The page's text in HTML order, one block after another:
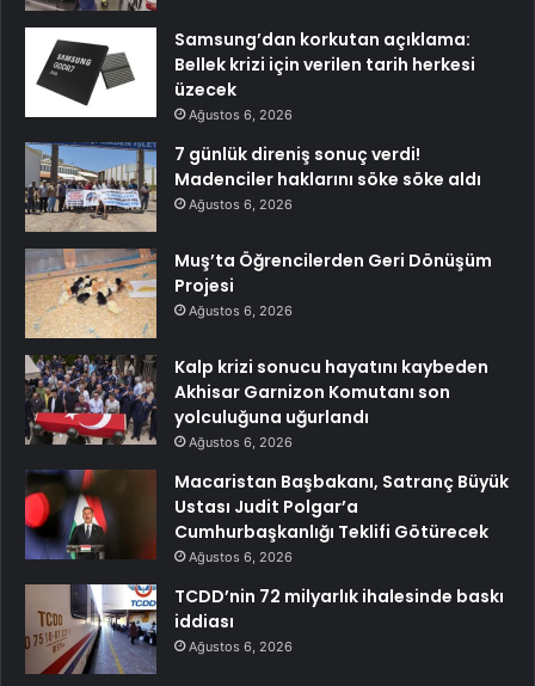
Samsung’dan korkutan açıklama:
Bellek krizi için verilen tarih herkesi
üzecek
Ağustos 6, 2026
7 günlük direniş sonuç verdi!
Madenciler haklarını söke söke aldı
Ağustos 6, 2026
Muş’ta Öğrencilerden Geri Dönüşüm
Projesi
Ağustos 6, 2026
Kalp krizi sonucu hayatını kaybeden
Akhisar Garnizon Komutanı son
yolculuğuna uğurlandı
Ağustos 6, 2026
Macaristan Başbakanı, Satranç Büyük
Ustası Judit Polgar’a
Cumhurbaşkanlığı Teklifi Götürecek
Ağustos 6, 2026
TCDD’nin 72 milyarlık ihalesinde baskı
iddiası
Ağustos 6, 2026